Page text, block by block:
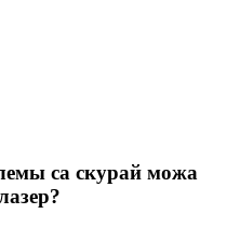
са скурай можа